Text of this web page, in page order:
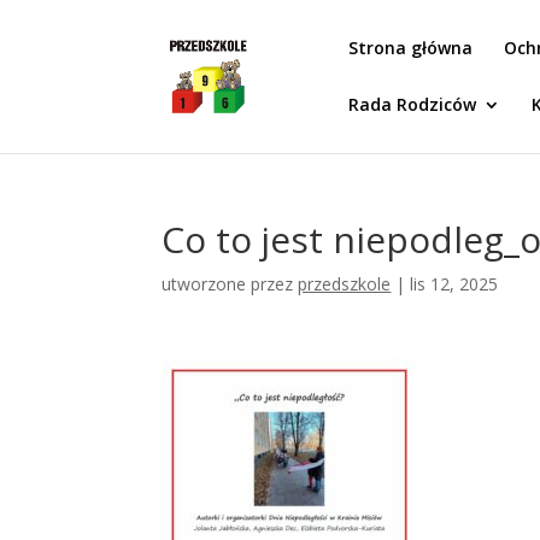
Strona główna
Rada Rodziców
Co to jest
utworzone przezprzedszkole |lis 12, 2025